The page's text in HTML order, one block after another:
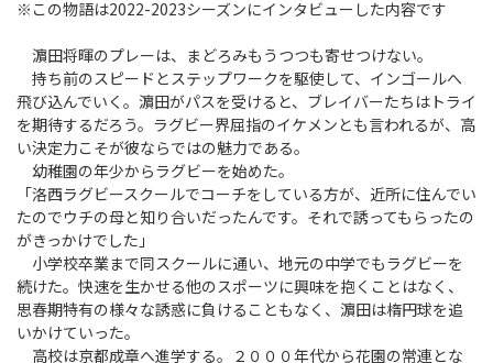
※この物語は2022-2023シーズンにインタビューした内容です
濵田将暉のプレーは、まどろみもうつつも寄せつけない。
持ち前のスピードとステップワークを駆使して、インゴールへ
飛び込んでいく。濵田がパスを受けると、ブレイバーたちはトライ
を期待するだろう。ラグビー界屈指のイケメンとも言われるが、高
い決定力こそが彼ならではの魅力である。
幼稚園の年少からラグビーを始めた。
「洛西ラグビースクールでコーチをしている方が、近所に住んでい
たのでウチの母と知り合いだったんです。それで誘ってもらったの
がきっかけでした」
小学校卒業まで同スクールに通い、地元の中学でもラグビーを
続けた。快速を生かせる他のスポーツに興味を抱くことはなく、
思春期特有の様々な誘惑に負けることもなく、濵田は楕円球を追
いかけていった。
高校は京都成章へ進学する。２０００年代から花園の常連とな